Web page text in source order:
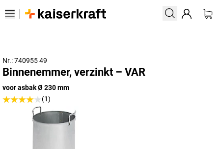
Nr.: 740955 49
Binnenemmer, verzinkt – VAR
voor asbak Ø 230 mm
(1)